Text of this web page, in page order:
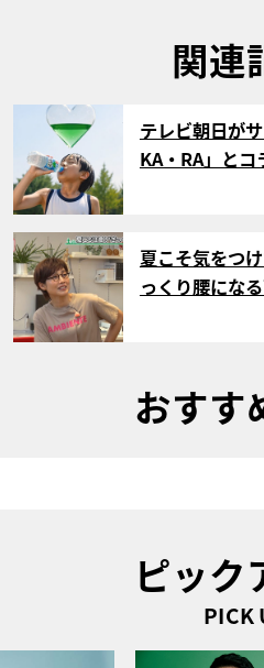
関連
テレビ朝日が
KA・RA」と
サムネイル
夏こそ気をつ
っくり腰にな
おすす
ピック
PICK